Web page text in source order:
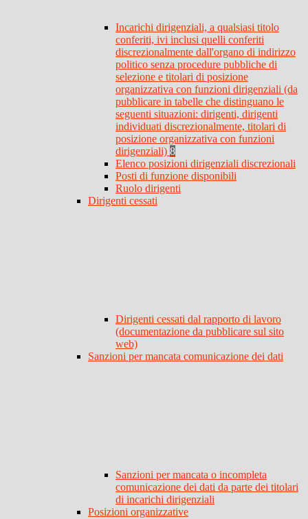
Incarichi dirigenziali, a qualsiasi titolo
conferiti, ivi inclusi quelli conferiti
discrezionalmente dall'organo di indirizzo
politico senza procedure pubbliche di
selezione e titolari di posizione
organizzativa con funzioni dirigenziali (da
pubblicare in tabelle che distinguano le
seguenti situazioni: dirigenti, dirigenti
individuati discrezionalmente, titolari di
posizione organizzativa con funzioni
dirigenziali) 8
Elenco posizioni dirigenziali discrezionali
Posti di funzione disponibili
Ruolo dirigenti
Dirigenti cessati
Dirigenti cessati dal rapporto di lavoro
(documentazione da pubblicare sul sito
web)
Sanzioni per mancata comunicazione dei dati
Sanzioni per mancata o incompleta
comunicazione dei dati da parte dei titolari
di incarichi dirigenziali
Posizioni organizzative